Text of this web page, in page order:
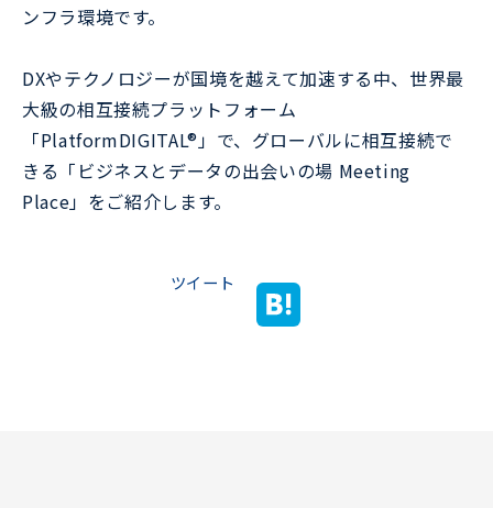
ンフラ環境です。
DXやテクノロジーが国境を越えて加速する中、世界最
大級の相互接続プラットフォーム
「PlatformDIGITAL®」で、グローバルに相互接続で
きる「ビジネスとデータの出会いの場 Meeting
Place」をご紹介します。
ツイート